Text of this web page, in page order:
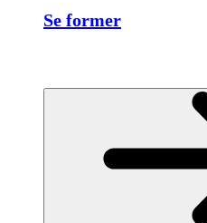
Se former